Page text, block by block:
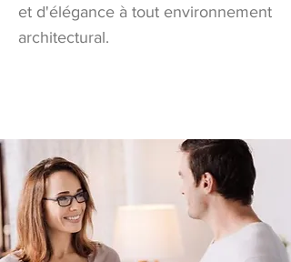
et d'élégance à tout environnement
architectural.